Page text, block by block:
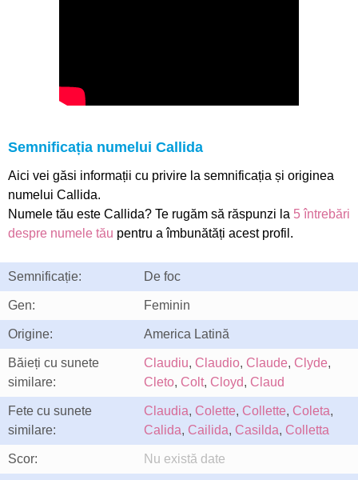
Semnificația numelui Callida
Aici vei găsi informații cu privire la semnificația și originea
numelui Callida.
Numele tău este Callida? Te rugăm să răspunzi la 5 întrebări
despre numele tău pentru a îmbunătăți acest profil.
Semnificație: De foc
Gen: Feminin
Origine: America Latină
Băieți cu sunete
similare:
Claudiu, Claudio, Claude, Clyde,
Cleto, Colt, Cloyd, Claud
Fete cu sunete
similare:
Claudia, Colette, Collette, Coleta,
Calida, Cailida, Casilda, Colletta
Scor: Nu există date